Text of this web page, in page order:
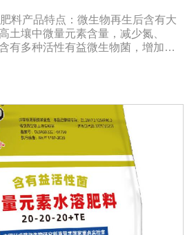
料产品特点：微生物再生后含有大
土壤中微量元素含量，减少氮、
有多种活性有益微生物菌，增加土
少化肥用量。增产效果明显：根据
60%。提高作物和农产品质量，增
土壤，改善作物抵抗病虫害。改善
力，提供额外的天然植物生长和。
力，提高作物和抵抗力。抑制土壤
虫害，从根本上减少农药的使用。
高抗逆性。促进根系生长，果树开
叶期晚，抗早春病害。防治早衰，
抗寒。根据作物肥料需求的特点，
料需求，使作物在早期阶段不会出
范围：果树类：苹果、梨、红枣、
、柿子、石榴、猕猴桃、李子、龙